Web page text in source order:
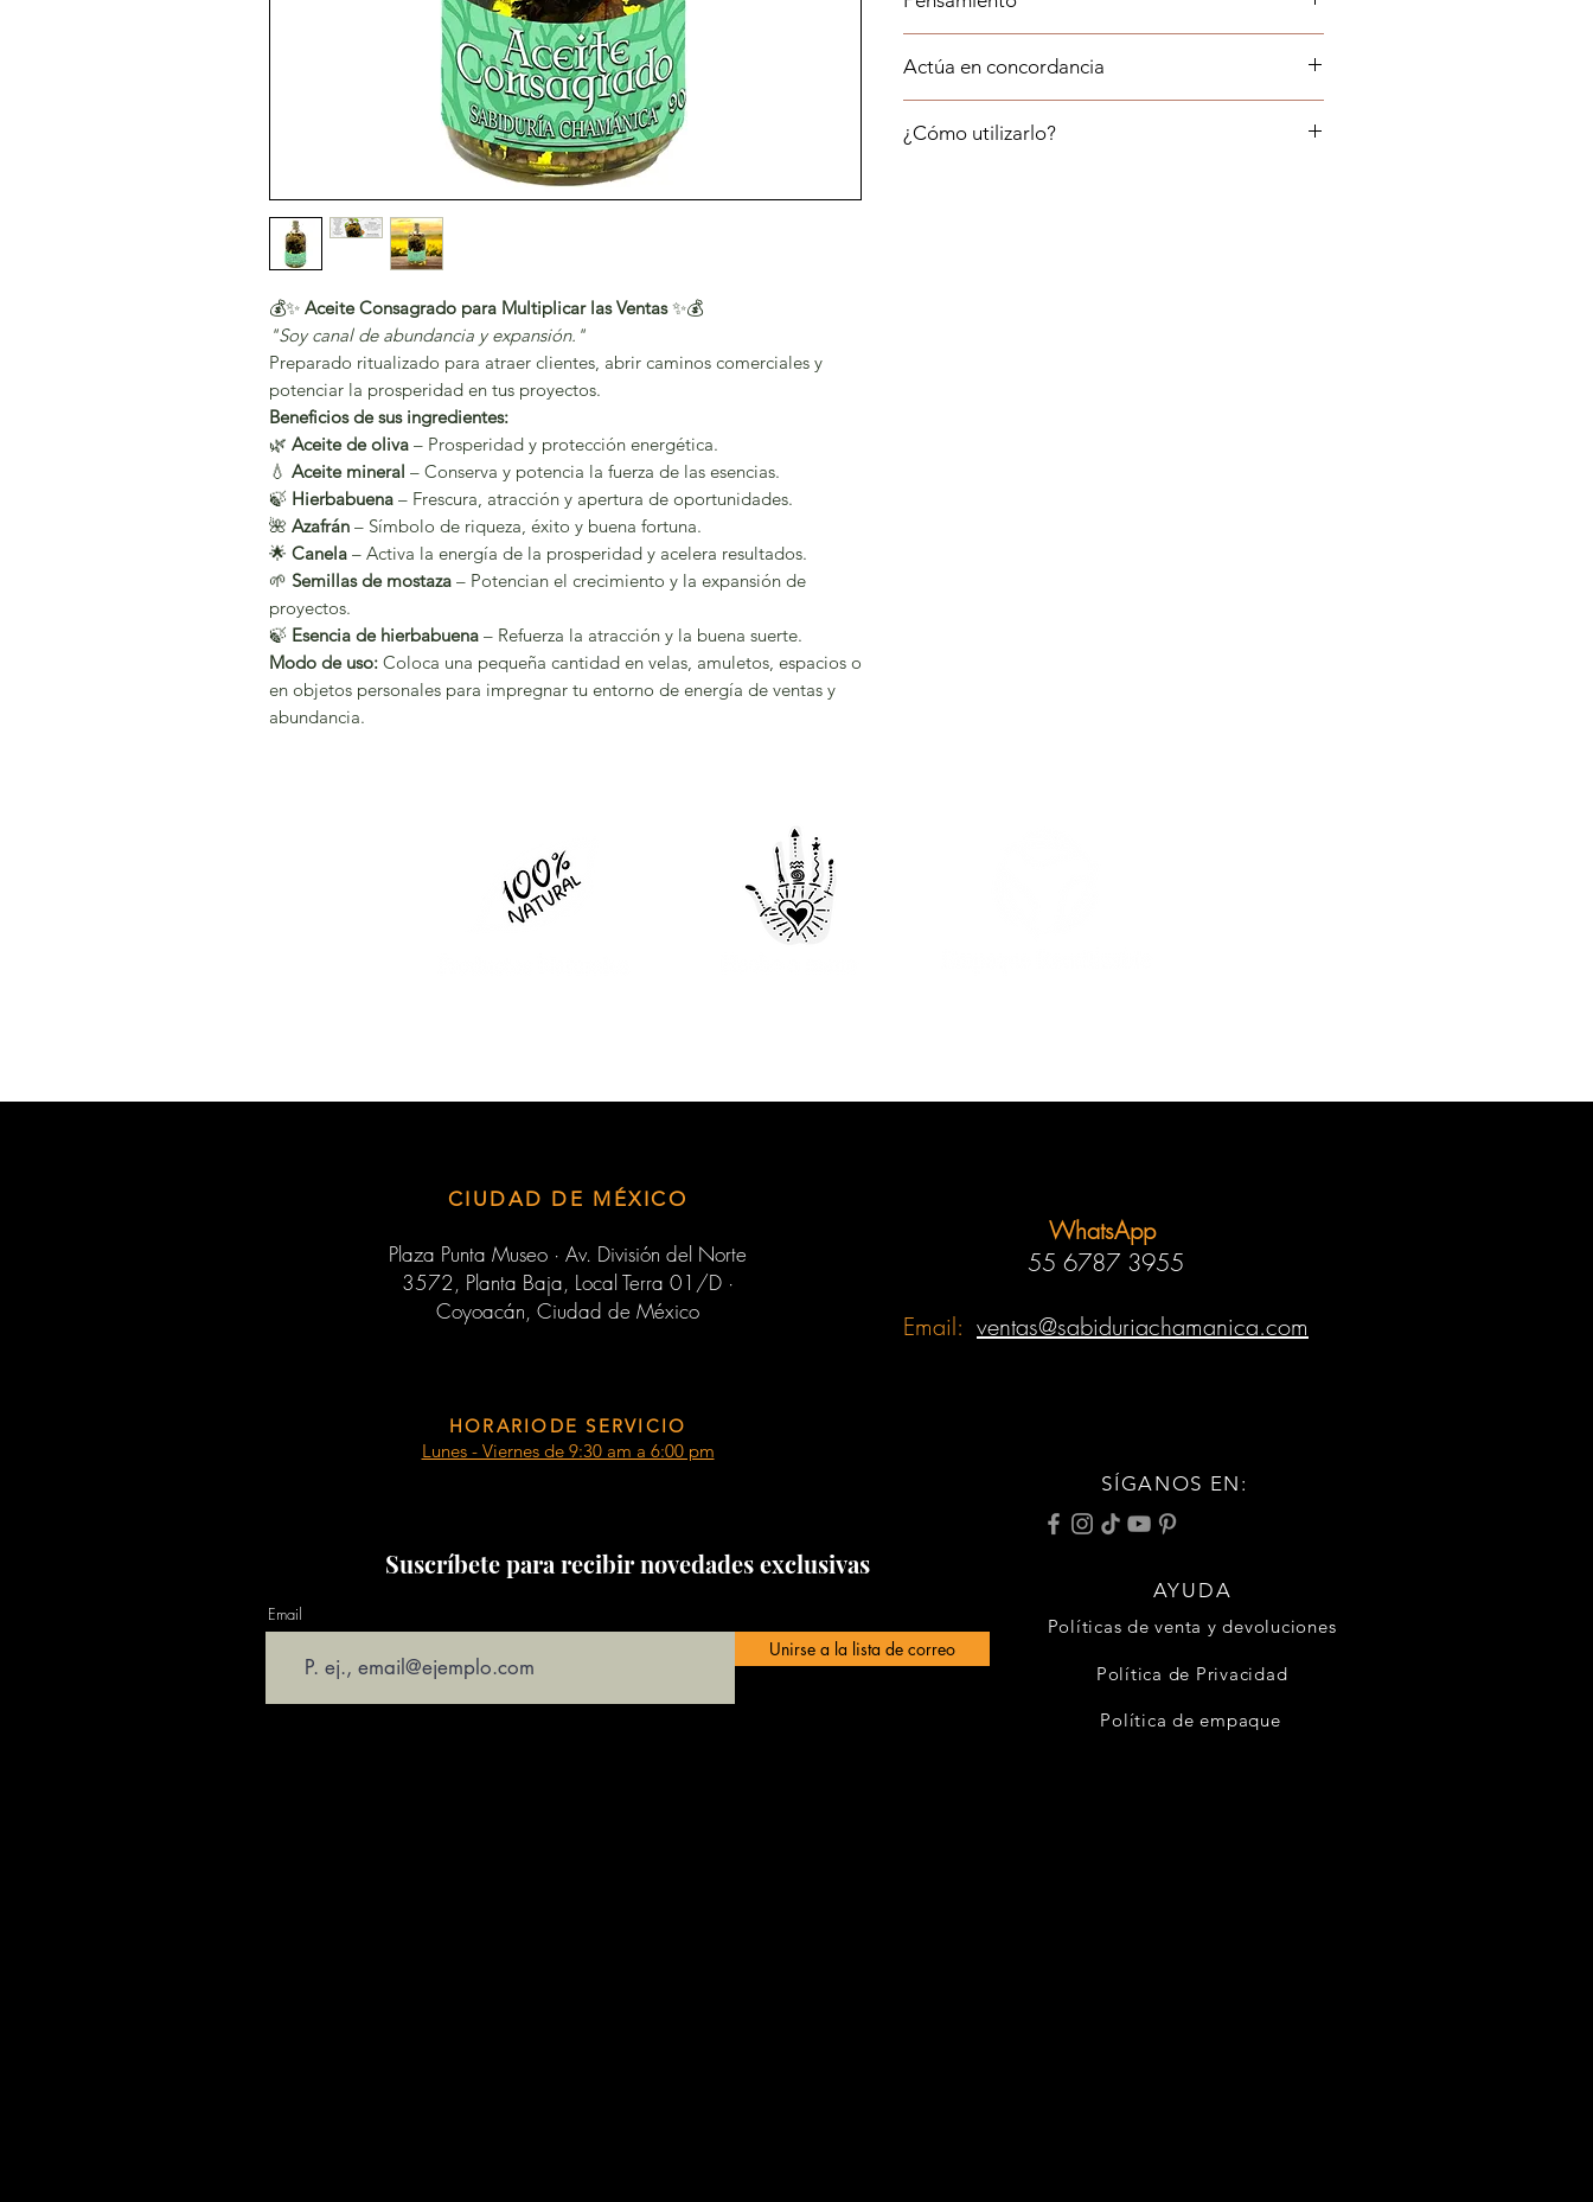
💰✨ Aceite Consagrado para Multiplicar las Ventas✨💰
"Soy canal de abundancia y expansión."
Preparado ritualizado para atraer clientes, abrir caminos comerciales y
potenciar la prosperidad en tus proyectos.
Beneficios de sus ingredientes:
🌿 Aceite de oliva – Prosperidad y protección energética.
💧 Aceite mineral – Conserva y potencia la fuerza de las esencias.
🍃 Hierbabuena – Frescura, atracción y apertura de oportunidades.
🌺 Azafrán – Símbolo de riqueza, éxito y buena fortuna.
🌟 Canela – Activa la energía de la prosperidad y acelera resultados.
🌱 Semillas de mostaza – Potencian el crecimiento y la expansión de
proyectos.
🍃 Esencia de hierbabuena – Refuerza la atracción y la buena suerte.
Modo de uso: Coloca una pequeña cantidad en velas, amuletos, espacios o
en objetos personales para impregnar tu entorno de energía de ventas y
abundancia.
esfuerzos.
Actúa en concordancia
¿Cómo utilizarlo?
CIUDAD DE MÉXICO
Plaza Punta Museo · Av. División del Norte
3572, Planta Baja, Local Terra 01/D ·
Coyoacán, Ciudad de México
WhatsApp
55 6787 3955
Email: ventas@sabiduriachamanica.com
HORARIODE SERVICIO
Lunes - Viernes de 9:30 am a 6:00 pm
SÍGANOS EN:
Suscríbete para recibir novedades exclusivas
Email
Unirse a la lista de correo
AYUDA
Políticas de venta y devoluciones
Política de Privacidad
Política de empaque